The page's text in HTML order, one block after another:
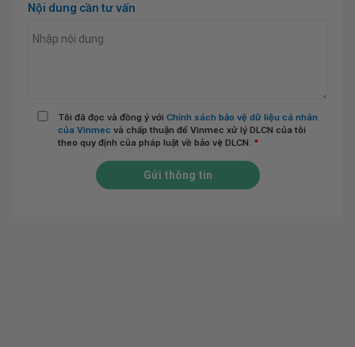
Nội dung cần tư vấn
Tôi đã đọc và đồng ý với Chính sách bảo vệ dữ liệu cá nhân
của Vinmec và chấp thuận để Vinmec xử lý DLCN của tôi
theo quy định của pháp luật về bảo vệ DLCN. *
Gửi thông tin